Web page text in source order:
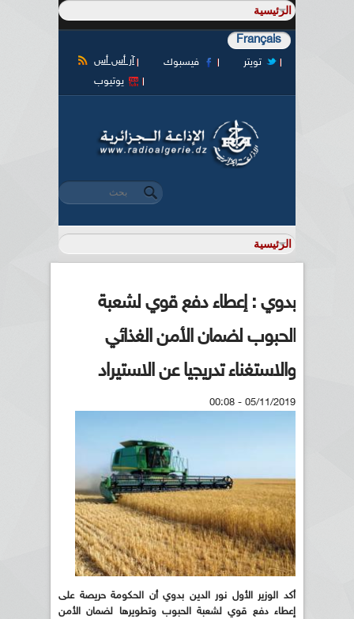
Français
آر أس أس فيسبوك
تويتر
يوتيوب
استمارة البحث
‏بحث ‏
بدوي : إعطاء دفع قوي لشعبة
الحبوب لضمان الأمن الغذائي
والاستغناء تدريجيا عن الاستيراد
05/11/2019 - 00:08
أكد الوزير الأول نور الدين بدوي أن الحكومة حريصة على
إعطاء دفع قوي لشعبة الحبوب وتطويرها لضمان الأمن